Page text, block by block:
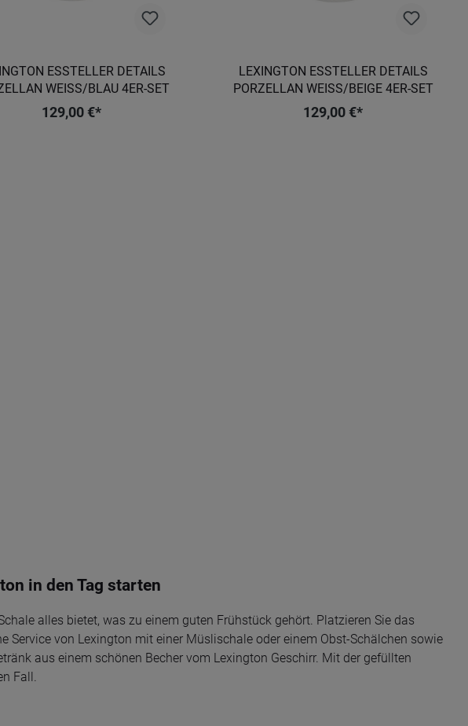
ESSTELLER DETAILS
WEISS/BLAU 4ER-SET
129,00 €*
LEXINGTON ESSTELLER DETAILS
PORZELLAN WEISS/BEIGE 4ER-SET
129,00 €*
in den Tag starten
alles bietet, was zu einem guten Frühstück gehört. Platzieren Sie das
Service von Lexington mit einer Müslischale oder einem Obst-Schälchen sowie
aus einem schönen Becher vom Lexington Geschirr. Mit der gefüllten
Fall.